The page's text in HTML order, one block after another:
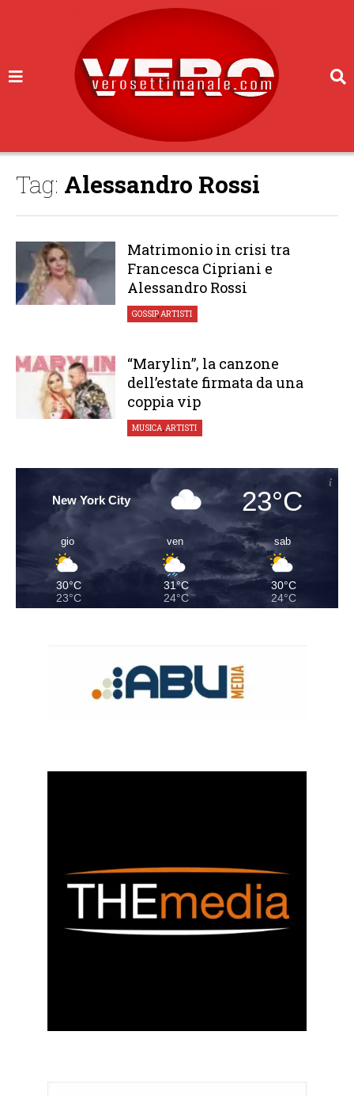
Tag: Alessandro Rossi
Matrimonio in crisi tra
Francesca Cipriani e
Alessandro Rossi
GOSSIP,ARTISTI
“Marylin”, la canzone
dell’estate firmata da una
coppia vip
MUSICA,ARTISTI
New York City 23°C
gio
30°C
23°C
ven
31°C
24°C
sab
30°C
24°C